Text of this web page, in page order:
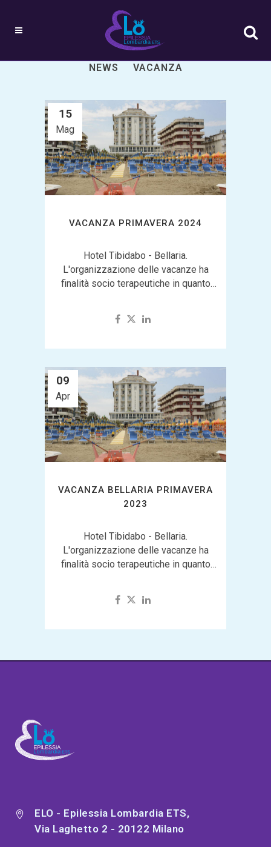
ATTIVITÀ
NEWS
VACANZA
15
Mag
VACANZA PRIMAVERA 2024
Hotel Tibidabo - Bellaria.
L'organizzazione delle vacanze ha
finalità socio terapeutiche in quanto
problematiche specifiche della malattia,
come l’isolamento sociale...
09
Apr
VACANZA BELLARIA PRIMAVERA
2023
Hotel Tibidabo - Bellaria.
L'organizzazione delle vacanze ha
finalità socio terapeutiche in quanto
problematiche specifiche della malattia,
come l’isolamento sociale...
ELO - Epilessia Lombardia ETS,
Via Laghetto 2 - 20122 Milano